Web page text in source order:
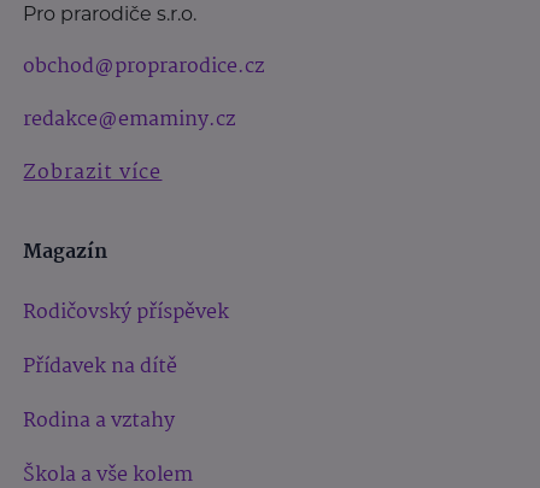
Pro prarodiče s.r.o.
obchod@proprarodice.cz
redakce@emaminy.cz
Zobrazit více
Magazín
Rodičovský příspěvek
Přídavek na dítě
Rodina a vztahy
Škola a vše kolem